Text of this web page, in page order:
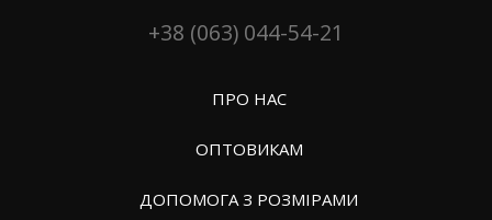
+38 (063) 044-54-21
ПРО НАС
ОПТОВИКАМ
ДОПОМОГА З РОЗМІРАМИ